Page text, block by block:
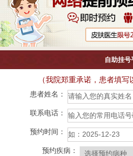
自助挂号
（我院郑重承诺，患者填写
患者姓名：
联系电话：
预约时间：
预约疾病：